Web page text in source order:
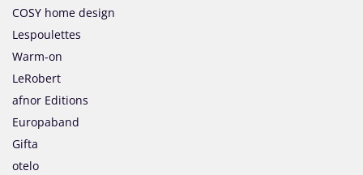
COSY home design
Lespoulettes
Warm-on
LeRobert
afnor Editions
Europaband
Gifta
otelo